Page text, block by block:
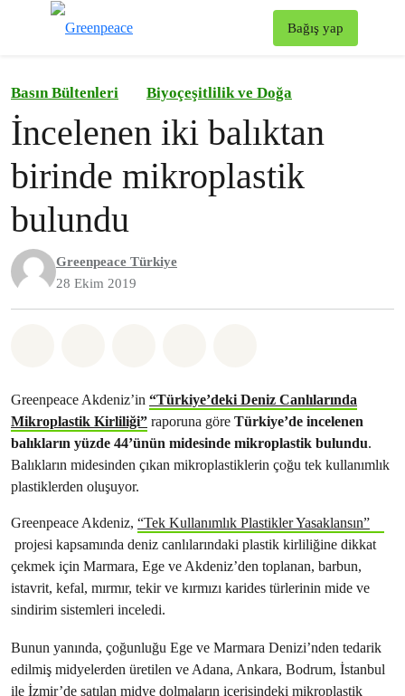
Bağış yap
Basın Bültenleri Biyoçeşitlilik ve Doğa
İncelenen iki balıktan
birinde mikroplastik
bulundu
Greenpeace Türkiye
28 Ekim 2019
Greenpeace Akdeniz’in “Türkiye’deki Deniz Canlılarında
Mikroplastik Kirliliği” raporuna göre Türkiye’de incelenen
balıkların yüzde 44’ünün midesinde mikroplastik bulundu.
Balıkların midesinden çıkan mikroplastiklerin çoğu tek kullanımlık
plastiklerden oluşuyor.
Greenpeace Akdeniz, “Tek Kullanımlık Plastikler Yasaklansın”
projesi kapsamında deniz canlılarındaki plastik kirliliğine dikkat
çekmek için Marmara, Ege ve Akdeniz’den toplanan, barbun,
istavrit, kefal, mırmır, tekir ve kırmızı karides türlerinin mide ve
sindirim sistemleri inceledi.
Bunun yanında, çoğunluğu Ege ve Marmara Denizi’nden tedarik
edilmiş midyelerden üretilen ve Adana, Ankara, Bodrum, İstanbul
ile İzmir’de satılan midye dolmaların içerisindeki mikroplastik